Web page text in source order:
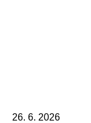
26. 6. 2026